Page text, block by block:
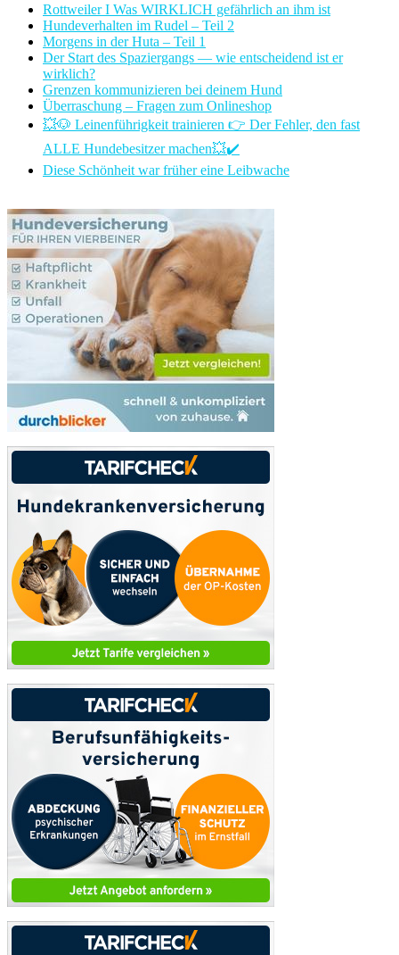
Rottweiler I Was WIRKLICH gefährlich an ihm ist
Hundeverhalten im Rudel – Teil 2
Morgens in der Huta – Teil 1
Der Start des Spaziergangs — wie entscheidend ist er
wirklich?
Grenzen kommunizieren bei deinem Hund
Überraschung – Fragen zum Onlineshop
💥🐶 Leinenführigkeit trainieren 👉 Der Fehler, den fast
ALLE Hundebesitzer machen💥✔️
Diese Schönheit war früher eine Leibwache